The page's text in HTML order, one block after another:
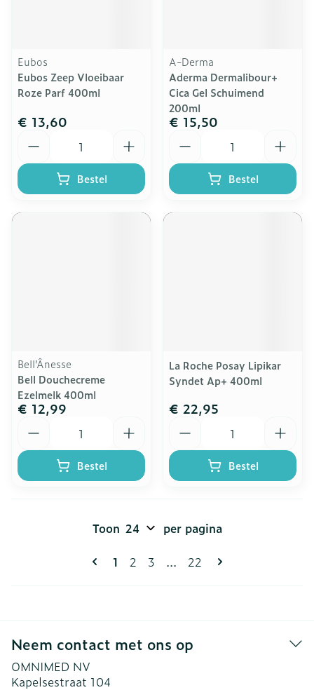
Eubos
Eubos Zeep Vloeibaar
Roze Parf 400ml
€ 13,60
Bestel
A-Derma
Aderma Dermalibour+
Cica Gel Schuimend
200ml
€ 15,50
Bestel
Bell’Ânesse
Bell Douchecreme
Ezelmelk 400ml
€ 12,99
Bestel
La Roche Posay Lipikar
Syndet Ap+ 400ml
€ 22,95
Bestel
Pagina's
U lees momenteel pagina
1 Pagina
2 Pagina
3 ... Pagina
22
Toon per pagina
Neem contact met ons op
OMNIMED NV
Kapelsestraat 104